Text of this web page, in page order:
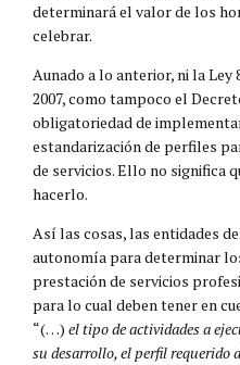
determinará el valor de los
celebrar.
Aunado a lo anterior, ni la Ley
2007, como tampoco el
obligatoriedad de
estandarización de perfiles
de servicios. Ello no significa
hacerlo.
Así las cosas, las entidades
autonomía para determinar
prestación de servicios
para lo cual deben tener en
“(…) el tipo de actividades a
su desarrollo, el perfil requerido